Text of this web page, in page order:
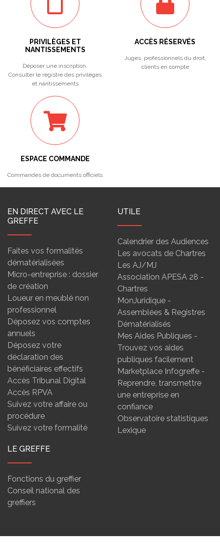
PRIVILÈGES ET
NANTISSEMENTS
Déposer une inscription.
Consulter le registre des privilèges
et nantissements
ACCÈS RÉSERVÉS
Juges, professionnels du droit,
clients en compte
ESPACE COMMANDE
Commandes de documents officiels
EN DIRECT AVEC LE
GREFFE
Faites vos formalités
dématérialisées
Micro-entreprise : dossier
de création
Loueur en meublé non
professionnel
Déposez vos comptes
annuels
Déposez votre
déclaration des
bénéficiaires effectifs
Accès Tribunal Digital
Accès RPVA
Suivez votre affaire ou
procédure
Suivez votre formalité
UTILE
Calendrier des Audiences
Les avocats de Chartres
Les AJ/MJ
Association APESA 28 -
Chartres
MonJuridique -
Assemblées & Registres
Dématérialisés
Mes Aides Publiques -
Trouvez vos aides
publiques facilement
Marketplace Infogreffe -
Reprendre, transmettre
une entreprise en
confiance
Observatoire statistiques
Lexique
LE GREFFE
Fonctions du greffier
Conseil national des
greffiers